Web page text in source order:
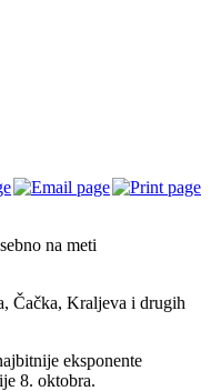
na meti
Čačka, Kraljeva i drugih
eksponente
8. oktobra.